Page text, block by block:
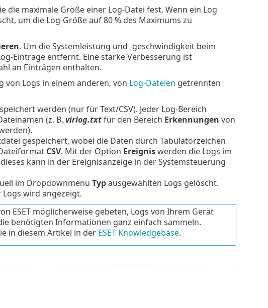
die maximale Größe einer Log-Datei fest. Wenn ein Log
um die Log-Größe auf 80 % des Maximums zu
. Um die Systemleistung und -geschwindigkeit beim
Einträge entfernt. Eine starke Verbesserung ist
an Einträgen enthalten.
von Logs in einem anderen, von Log-Dateien getrennten
werden (nur für Text/CSV). Jeder Log-Bereich
(z. B. virlog.txtfür den Bereich Erkennungen von
gespeichert, wobei die Daten durch Tabulatorzeichen
CSV. Mit der Option Ereigniswerden die Logs im
kann in der Ereignisanzeige in der Systemsteuerung
im Dropdownmenü Typausgewählten Logs gelöscht.
wird angezeigt.
ESET möglicherweise gebeten, Logs von Ihrem Gerät
benötigten Informationen ganz einfach sammeln.
in diesem Artikel in der ESET Knowledgebase.